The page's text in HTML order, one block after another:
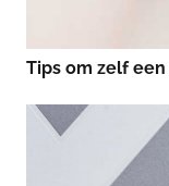
Tips om zelf